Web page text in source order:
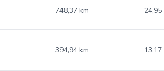
748,37 km 24,95
394,94 km 13,17